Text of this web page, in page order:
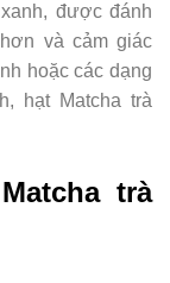
được đánh
và cảm giác
hoặc các dạng
hạt Matcha trà
trà